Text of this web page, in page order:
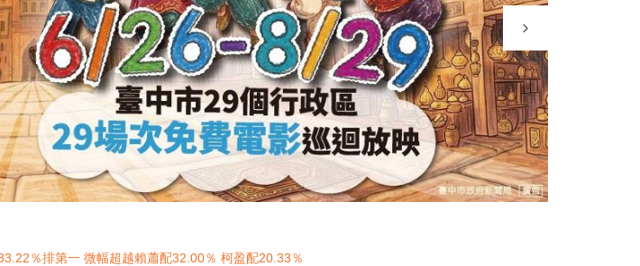
％排第一 微幅超越賴蕭配32.00％ 柯盈配20.33％